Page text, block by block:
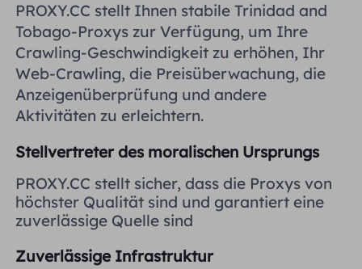
Brasilien
Russland
Weitere Integrationen
हिंदी
Português
PROXY.CC stellt Ihnen stabile Trinidad and
Tobago-Proxys zur Verfügung, um Ihre
Crawling-Geschwindigkeit zu erhöhen, Ihr
Web-Crawling, die Preisüberwachung, die
Anzeigenüberprüfung und andere
Aktivitäten zu erleichtern.
Stellvertreter des moralischen Ursprungs
PROXY.CC stellt sicher, dass die Proxys von
höchster Qualität sind und garantiert eine
zuverlässige Quelle sind
Zuverlässige Infrastruktur